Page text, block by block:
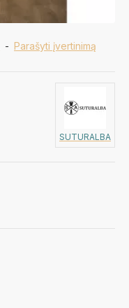
- Parašyti įvertinimą
SUTURALBA